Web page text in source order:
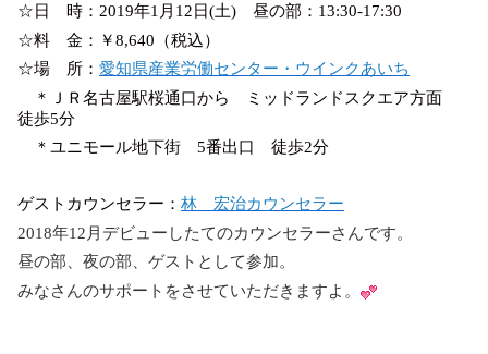
☆日 時：2019年1月12日(土) 昼の部：13:30-17:30
☆料 金：￥8,640（税込）
☆場 所： 愛知県産業労働センター・ウインクあいち
＊ＪＲ名古屋駅桜通口から ミッドランドスクエア方面
徒歩5分
＊ユニモール地下街 5番出口 徒歩2分
ゲストカウンセラー： 林 宏治カウンセラー
2018年12月デビューしたてのカウンセラーさんです。
昼の部、夜の部、ゲストとして参加。
みなさんのサポートをさせていただきますよ。